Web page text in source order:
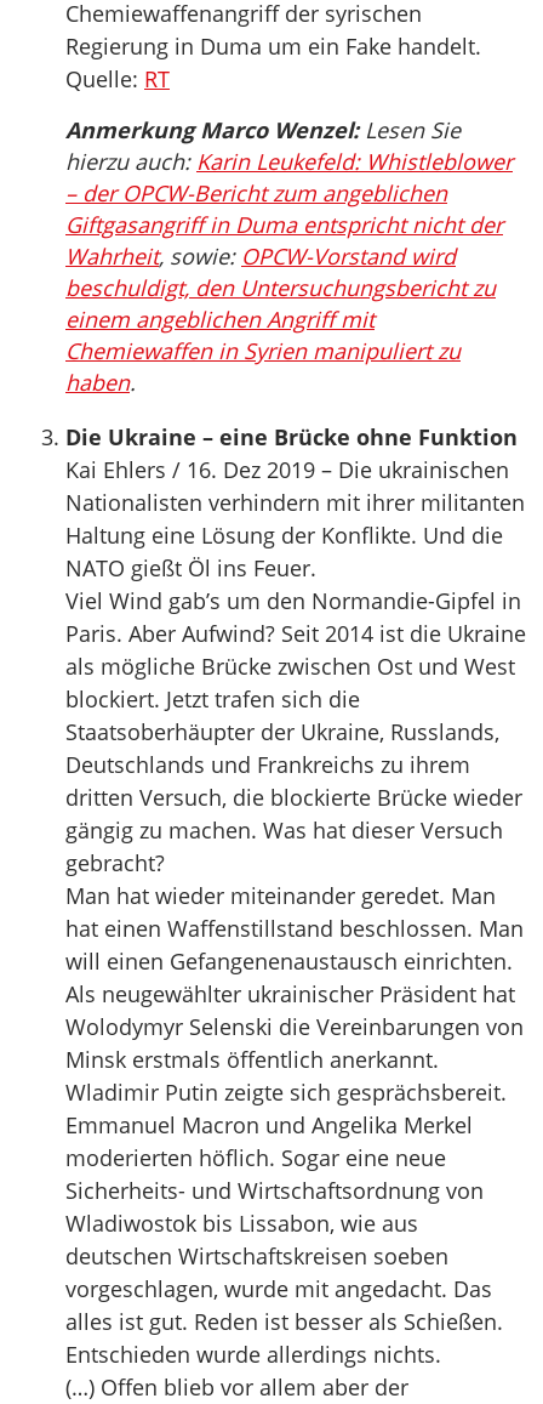
Chemiewaffenangriff der syrischen
Regierung in Duma um ein Fake handelt.
Quelle: RT
Anmerkung Marco Wenzel:Lesen Sie
hierzu auch: Karin Leukefeld: Whistleblower
– der OPCW-Bericht zum angeblichen
Giftgasangriff in Duma entspricht nicht der
Wahrheit, sowie: OPCW-Vorstand wird
beschuldigt, den Untersuchungsbericht zu
einem angeblichen Angriff mit
Chemiewaffen in Syrien manipuliert zu
haben.
Die Ukraine – eine Brücke ohne Funktion
Kai Ehlers / 16. Dez 2019 – Die ukrainischen
Nationalisten verhindern mit ihrer militanten
Haltung eine Lösung der Konflikte. Und die
NATO gießt Öl ins Feuer.
Viel Wind gab’s um den Normandie-Gipfel in
Paris. Aber Aufwind? Seit 2014 ist die Ukraine
als mögliche Brücke zwischen Ost und West
blockiert. Jetzt trafen sich die
Staatsoberhäupter der Ukraine, Russlands,
Deutschlands und Frankreichs zu ihrem
dritten Versuch, die blockierte Brücke wieder
gängig zu machen. Was hat dieser Versuch
gebracht?
Man hat wieder miteinander geredet. Man
hat einen Waffenstillstand beschlossen. Man
will einen Gefangenenaustausch einrichten.
Als neugewählter ukrainischer Präsident hat
Wolodymyr Selenski die Vereinbarungen von
Minsk erstmals öffentlich anerkannt.
Wladimir Putin zeigte sich gesprächsbereit.
Emmanuel Macron und Angelika Merkel
moderierten höflich. Sogar eine neue
Sicherheits- und Wirtschaftsordnung von
Wladiwostok bis Lissabon, wie aus
deutschen Wirtschaftskreisen soeben
vorgeschlagen, wurde mit angedacht. Das
alles ist gut. Reden ist besser als Schießen.
Entschieden wurde allerdings nichts.
(…) Offen blieb vor allem aber der